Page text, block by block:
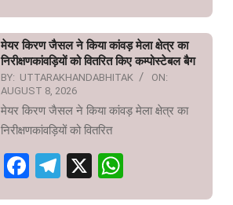
मेयर किरण जैसल ने किया कांवड़ मेला क्षेत्र का
निरीक्षणकांवड़ियों को वितरित किए कम्पोस्टेबल बैग
BY: UTTARAKHANDABHITAK
ON:
AUGUST 8, 2026
मेयर किरण जैसल ने किया कांवड़ मेला क्षेत्र का
निरीक्षणकांवड़ियों को वितरित
Facebook
Telegram
X